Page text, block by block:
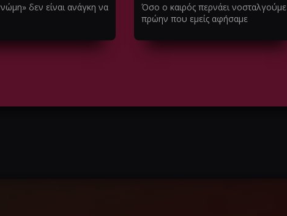
δεν είναι ανάγκη να
Όσο ο καιρός περνάει νοσταλγούμε
πρώην που εμείς αφήσαμε